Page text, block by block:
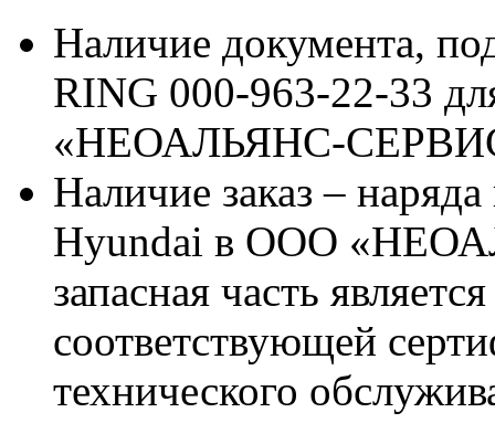
Наличие документа,
RING 000-963-22-33
«НЕОАЛЬЯНС-
Наличие заказ –
Hyundai в ООО
запасная часть
соответствующей
технического